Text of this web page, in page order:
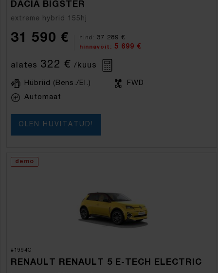
DACIA BIGSTER
extreme hybrid 155hj
31 590 € hind: 37 289 €
hinnavõit: 5 699 €
alates 322 € /kuus
Hübriid (Bens./El.)
FWD
Automaat
OLEN HUVITATUD!
demo
#1994C
RENAULT RENAULT 5 E-TECH ELECTRIC